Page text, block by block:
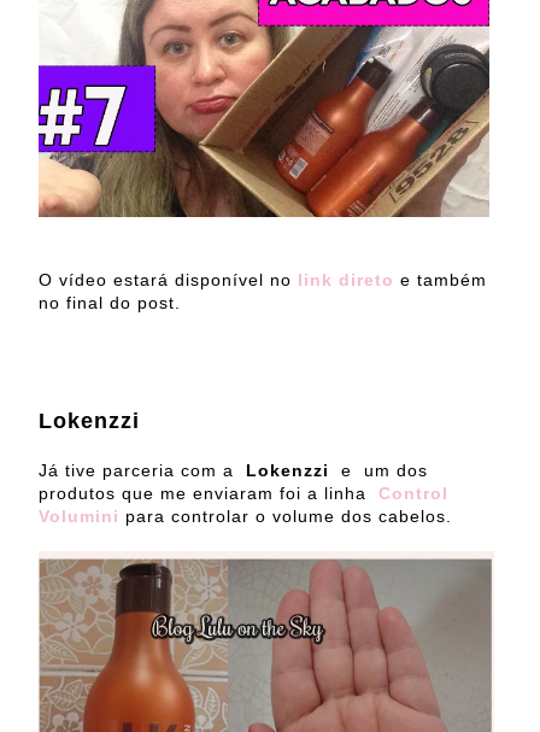
O vídeo estará disponível no link direto e também
no final do post.
Lokenzzi
Já tive parceria com a Lokenzzi
e um dos
produtos que me enviaram foi a linha
Control
Volumini para controlar o volume dos cabelos.